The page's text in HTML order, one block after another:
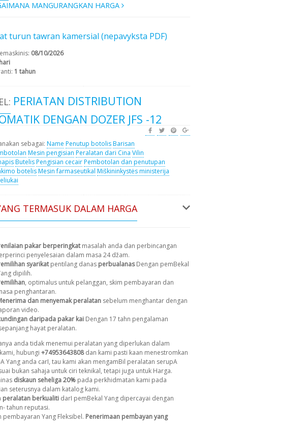
MANGURANGKAN HARGA
turun tawran kamersial (nepavyksta PDF)
08/10/2026
1 tahun
PERIATAN DISTRIBUTION
DENGAN DOZER JFS -12
sebagai: Name Penutup botolisBarisan
Mesin pengisian Peralatan dari Cina Vilin
ButelisPengisian cecairPembotolan dan penutupan
botelisMesin farmaseutikal Miškininkystės ministerija
TERMASUK DALAM HARGA
pakar berperingkatmasalah anda dan perbincangan
penyelesaian dalam masa 24 džam.
syarikatpentilang danas perbualanasDengan pemBekal
dipilih.
, optimalus untuk pelanggan, skim pembayaran dan
penghantaran.
dan menyemak peralatan sebelum menghantar dengan
video.
daripada pakar kai Dengan 17 tahn pengalaman
hayat peralatan.
anda tidak menemui peralatan yang diperlukan dalam
hubungi +74953643808dan kami pasti kaan menestromkan
Yang anda carI, tau kami akan mengamBil peralatan serupA
bukan sahaja untuk ciri teknikal, tetapi juga untuk Harga.
diskaun seheliga 20% pada perkhidmatan kami pada
seterusnya dalam katalog kami.
peralatan berkualiti darI pemBekal Yang dipercayai dengan
tahun reputasi.
pembayaran Yang Fleksibel. Penerimaan pembayan yang